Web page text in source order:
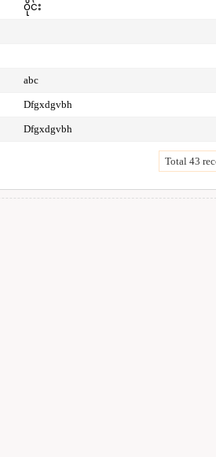
ဝိုင်း
abc
Dfgxdgvbh
Dfgxdgvbh
Total 43